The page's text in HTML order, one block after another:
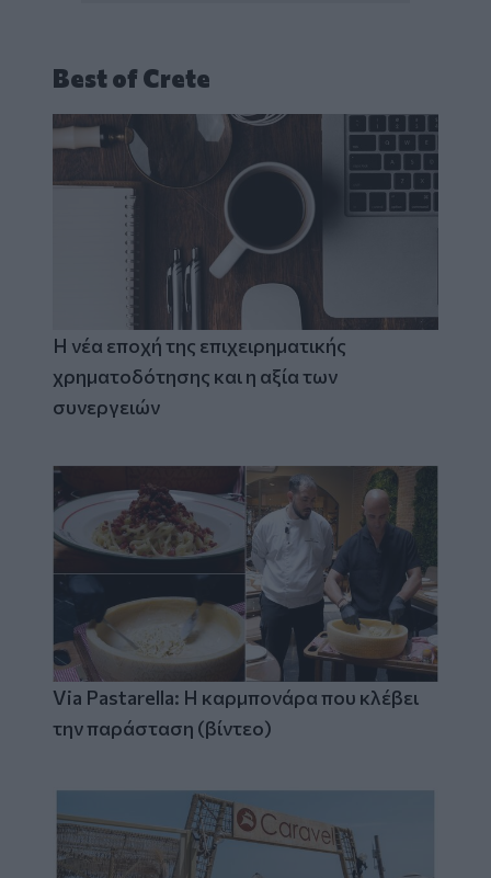
Best of Crete
Η νέα εποχή της επιχειρηματικής
χρηματοδότησης και η αξία των
συνεργειών
Via Pastarella: Η καρμπονάρα που κλέβει
την παράσταση (βίντεο)